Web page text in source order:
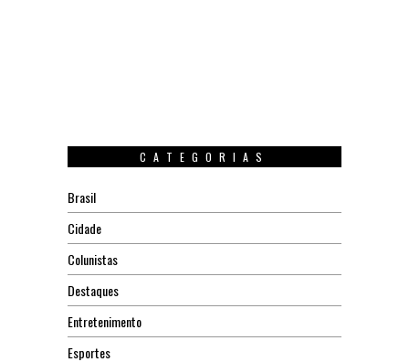
CATEGORIAS
Brasil
Cidade
Colunistas
Destaques
Entretenimento
Esportes